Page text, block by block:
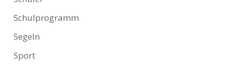
Schulprogramm
Segeln
Sport